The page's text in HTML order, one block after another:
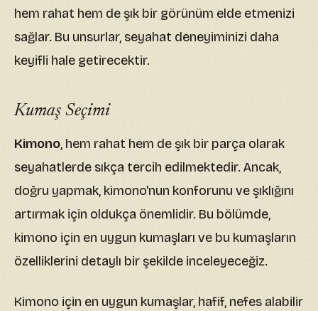
hem rahat hem de şık bir görünüm elde etmenizi
sağlar. Bu unsurlar, seyahat deneyiminizi daha
keyifli hale getirecektir.
Kumaş Seçimi
Kimono, hem rahat hem de şık bir parça olarak
seyahatlerde sıkça tercih edilmektedir. Ancak,
doğru yapmak, kimono'nun konforunu ve şıklığını
artırmak için oldukça önemlidir. Bu bölümde,
kimono için en uygun kumaşları ve bu kumaşların
özelliklerini detaylı bir şekilde inceleyeceğiz.
Kimono için en uygun kumaşlar, hafif, nefes alabilir